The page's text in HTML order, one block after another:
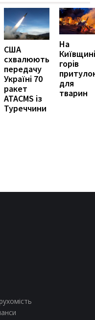
США
схвалюють
передачу
Україні 70
ракет
ATACMS із
Туреччини
На
Київщині
горів
для
тварин